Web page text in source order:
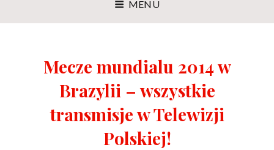
MENU
Mecze mundialu 2014 w
Brazylii – wszystkie
transmisje w Telewizji
Polskiej!